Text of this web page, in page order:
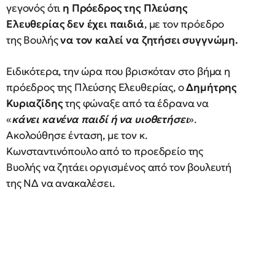
γεγονός ότι η Πρόεδρος της Πλεύσης
Ελευθερίαςδεν έχει παιδιά, με τον πρόεδρο
της Βουλήςνα τον καλεί να ζητήσει συγγνώμη.
Ειδικότερα, την ώρα που βρισκόταν στο βήμα η
πρόεδρος της Πλεύσης Ελευθερίας, οΔημήτρης
Κυριαζίδηςτης φώναξε από τα έδρανα να
«κάνει κανένα παιδί ή να υιοθετήσει».
Ακολούθησε ένταση, με τον κ.
Κωνσταντινόπουλο από το προεδρείο της
Βυολής να ζητάει οργισμένος από τον βουλευτή
της ΝΔ να ανακαλέσει.